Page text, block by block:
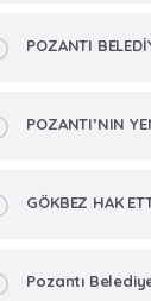
POZANTI
POZANTI’NIN
GÖKBEZ HAK
Pozantı